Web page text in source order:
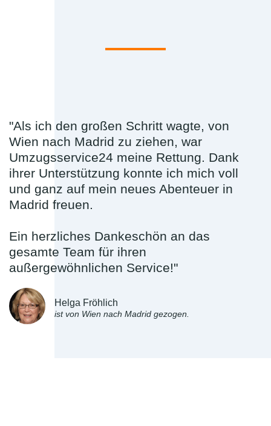
"Als ich den großen Schritt wagte, von
Wien nach Madrid zu ziehen, war
Umzugsservice24 meine Rettung. Dank
ihrer Unterstützung konnte ich mich voll
und ganz auf mein neues Abenteuer in
Madrid freuen.
Ein herzliches Dankeschön an das
gesamte Team für ihren
außergewöhnlichen Service!"
Helga Fröhlich
ist von Wien nach Madrid gezogen.